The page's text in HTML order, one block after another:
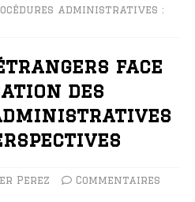
administratives :
face
des
Perez
Commentaires